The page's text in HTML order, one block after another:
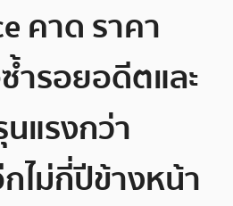
คาด ราคา
ำรอยอดีตและ
แรงกว่า
ไม่กี่ปีข้างหน้า